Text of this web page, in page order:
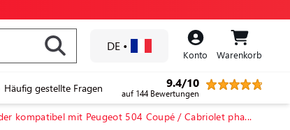
DE •
Konto Warenkorb
Häufig gestellte Fragen 9.4/10
auf 144 Bewertungen
kompatibel mit Peugeot 504 Coupé / Cabriolet pha...